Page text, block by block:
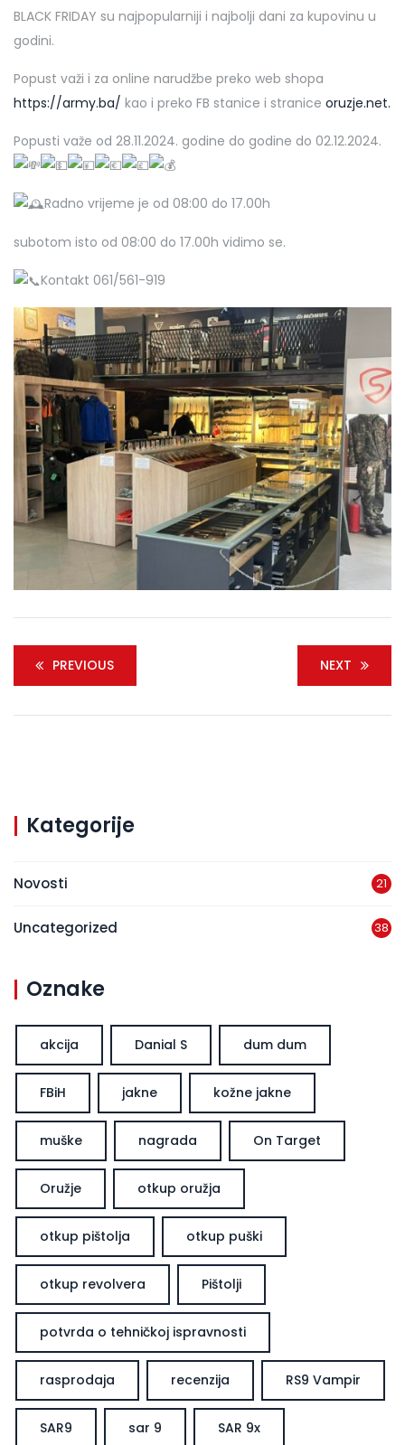
BLACK FRIDAY su najpopularniji i najbolji dani za kupovinu u
godini.
Popust važi i za online narudžbe preko web shopa
https://army.ba/ kao i preko FB stanice i stranice oruzje.net.
Popusti važe od 28.11.2024. godine do godine do 02.12.2024.
Radno vrijeme je od 08:00 do 17.00h
subotom isto od 08:00 do 17.00h vidimo se.
Kontakt 061/561-919
PREVIOUS NEXT
Kategorije
Novosti 21
Uncategorized 38
Oznake
akcija Danial S dum dum
FBiH jakne kožne jakne
muške nagrada On Target
Oružje otkup oružja
otkup pištolja otkup puški
otkup revolvera Pištolji
potvrda o tehničkoj ispravnosti
rasprodaja recenzija RS9 Vampir
SAR9 sar 9 SAR 9x